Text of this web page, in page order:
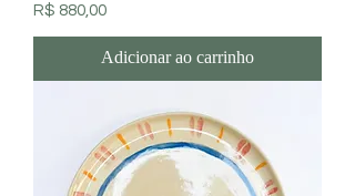
Preço
R$ 880,00
Adicionar ao carrinho